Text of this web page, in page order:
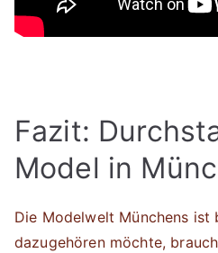
Fazit:
Model in
Die Modelwelt Münchens ist
dazugehören möchte,